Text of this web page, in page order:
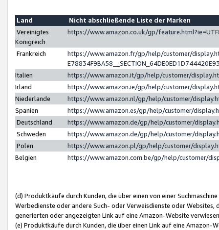
Land
Nicht abschließende Liste der Marken
Vereinigtes
Königreich
https://www.amazon.co.uk/gp/
Frankreich
https://www.amazon.fr/gp/help/customer/
Italien
https://www.amazon.it/gp/help/customer/
Irland
https://www.amazon.ie/gp/help/customer/
Niederlande
https://www.amazon.nl/gp/help/customer/
Spanien
https://www.amazon.es/gp/help/customer/
Deutschland
https://www.amazon.de/gp/help/customer/
Schweden
https://www.amazon.de/gp/help/customer/
Polen
https://www.amazon.pl/gp/help/customer/
Belgien
https://www.amazon.com.be/gp/help/customer/
(d) Produktkäufe durch Kunden, die über einen von einer
Werbedienste oder andere Such- oder Verweisdienste oder Websites,
generierten oder angezeigten Link auf eine Amazon-Website
(e) Produktkäufe durch Kunden, die über einen Link auf eine